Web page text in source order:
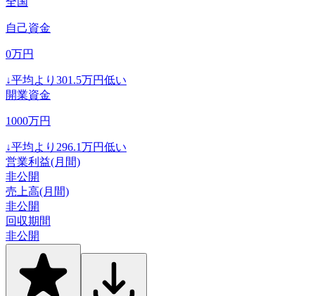
自己資金
0万円
↓平均より 301.5万円低い
開業資金
1000万円
↓平均より 296.1万円低い
営業利益(月間)
非公開
売上高(月間)
非公開
回収期間
非公開